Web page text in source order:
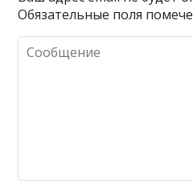
Обязательные поля